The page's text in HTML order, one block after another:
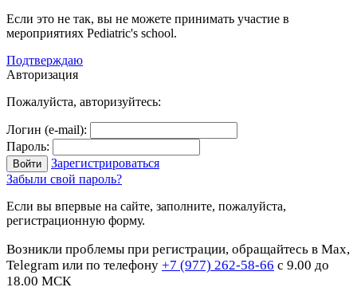
Если это не так, вы не можете принимать участие в
мероприятиях Pediatric's school.
Подтверждаю
Авторизация
Пожалуйста, авторизуйтесь:
Логин (e-mail):
Пароль:
Зарегистрироваться
Забыли свой пароль?
Если вы впервые на сайте, заполните, пожалуйста,
регистрационную форму.
Возникли проблемы при регистрации, обращайтесь в Max,
Telegram или по телефону +7 (977) 262-58-66 с 9.00 до
18.00 МСК